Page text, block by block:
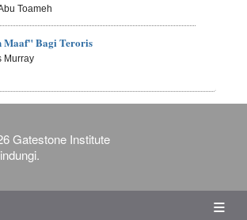
Toameh
Maaf" Bagi Teroris
Murray
Gatestone Institute